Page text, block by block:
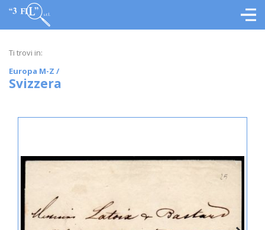
Ti trovi in:
Europa M-Z /
Svizzera